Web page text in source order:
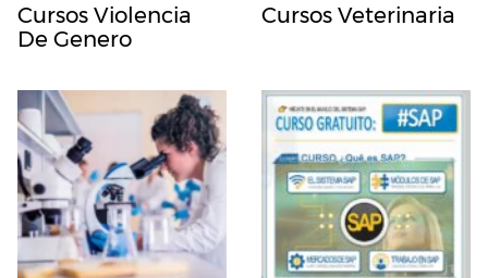
Cursos Violencia
De Genero
Cursos Veterinaria